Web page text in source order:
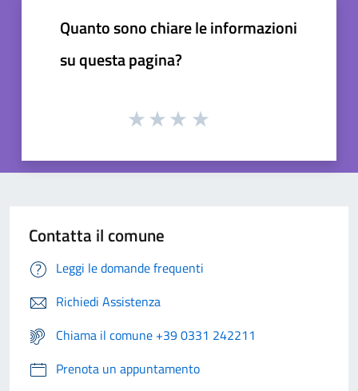
Quanto sono chiare le informazioni
su questa pagina?
Contatta il comune
Leggi le domande frequenti
Richiedi Assistenza
Chiama il comune +39 0331 242211
Prenota un appuntamento